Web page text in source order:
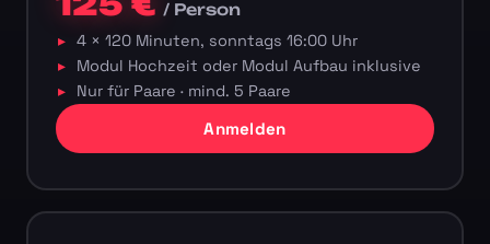
/ Person
4 × 120 Minuten, sonntags 16:00 Uhr
Modul Hochzeit oder Modul Aufbau inklusive
Nur für Paare · mind. 5 Paare
Anmelden